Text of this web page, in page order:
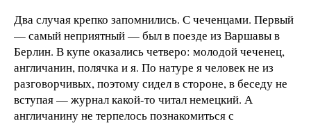
Два случая крепко запомнились. С чеченцами. Первый
— самый неприятный — был в поезде из Варшавы в
Берлин. В купе оказались четверо: молодой чеченец,
англичанин, полячка и я. По натуре я человек не из
разговорчивых, поэтому сидел в стороне, в беседу не
вступая — журнал какой-то читал немецкий. А
англичанину не терпелось познакомиться с